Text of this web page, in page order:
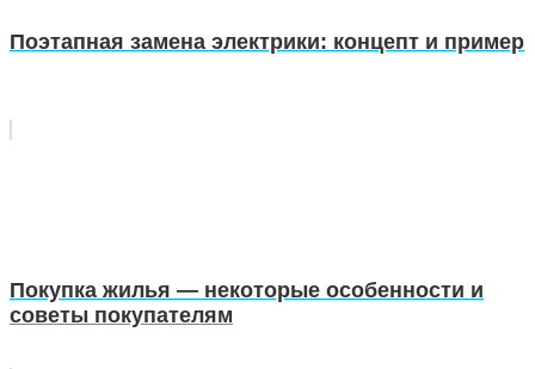
Поэтапная замена электрики: концепт и пример
Покупка жилья — некоторые особенности и
советы покупателям